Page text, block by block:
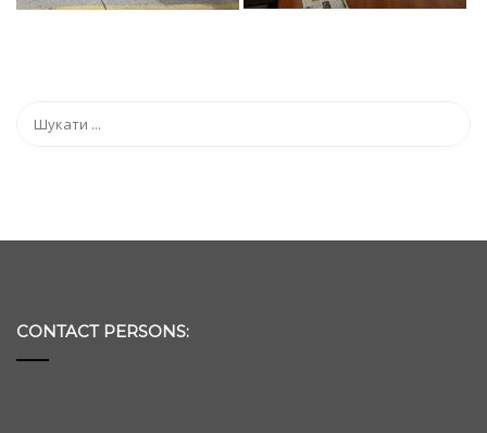
CONTACT PERSONS: